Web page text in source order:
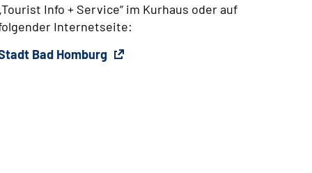
Info + Service“ im Kurhaus oder auf
Internetseite:
Bad Homburg